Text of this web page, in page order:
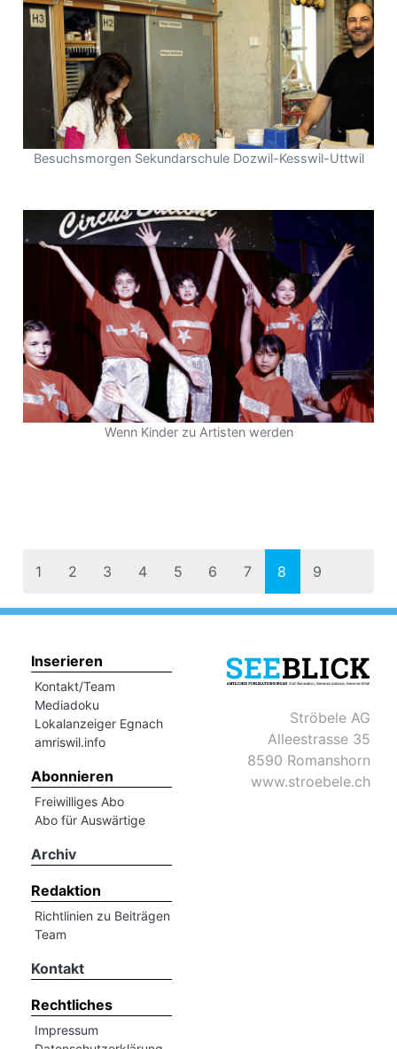
Besuchsmorgen Sekundarschule Dozwil-Kesswil-Uttwil
Wenn Kinder zu Artisten werden
1 2 3 4 5 6 7 8 9
10 11 12 13 14 15 16
>>
Inserieren
Kontakt/Team
Mediadoku
Lokalanzeiger Egnach
amriswil.info
Abonnieren
Freiwilliges Abo
Abo für Auswärtige
Archiv
Redaktion
Richtlinien zu Beiträgen
Team
Kontakt
Rechtliches
Impressum
Ströbele AG
Alleestrasse 35
8590 Romanshorn
www.stroebele.ch